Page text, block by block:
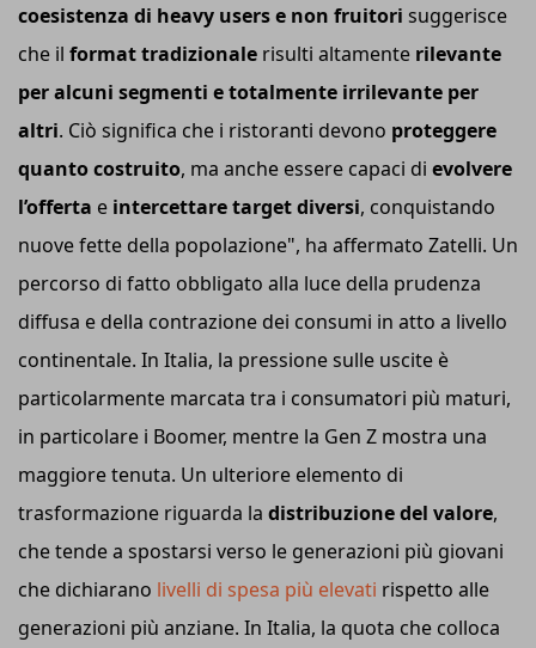
coesistenza di heavy users e non fruitori suggerisce
che il format tradizionale risulti altamente rilevante
per alcuni segmenti e totalmente irrilevante per
altri. Ciò significa che i ristoranti devono proteggere
quanto costruito, ma anche essere capaci di evolvere
l’offerta e intercettare target diversi, conquistando
nuove fette della popolazione", ha affermato Zatelli. Un
percorso di fatto obbligato alla luce della prudenza
diffusa e della contrazione dei consumi in atto a livello
continentale. In Italia, la pressione sulle uscite è
particolarmente marcata tra i consumatori più maturi,
in particolare i Boomer, mentre la Gen Z mostra una
maggiore tenuta. Un ulteriore elemento di
trasformazione riguarda la distribuzione del valore,
che tende a spostarsi verso le generazioni più giovani
che dichiarano livelli di spesa più elevati rispetto alle
generazioni più anziane. In Italia, la quota che colloca